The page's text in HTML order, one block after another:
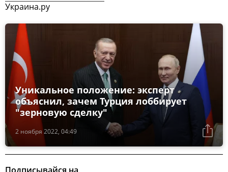
Украина.ру
2 ноября 2022, 04:49
Уникальное положение: эксперт
объяснил, зачем Турция лоббирует
"зерновую сделку"
Подписывайся на